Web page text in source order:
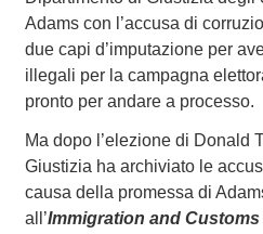
Adams con l’accusa di
due capi d’imputazione per
illegali per la campagna
pronto per andare a processo.
Ma dopo l’elezione di Donald
Giustizia ha archiviato le
causa della promessa di
all’Immigration and